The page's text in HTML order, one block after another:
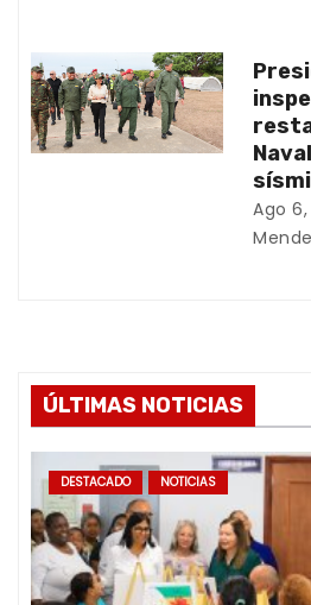
t
r
a
Ago
ÚLTIMAS NOTICIAS
DESTACADO NOTICIAS